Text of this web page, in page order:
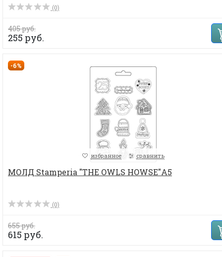
(0)
405 руб.
255 руб.
-6%
избранное сравнить
МОЛД Stamperia "THE OWLS HOWSE"А5
(0)
655 руб.
615 руб.